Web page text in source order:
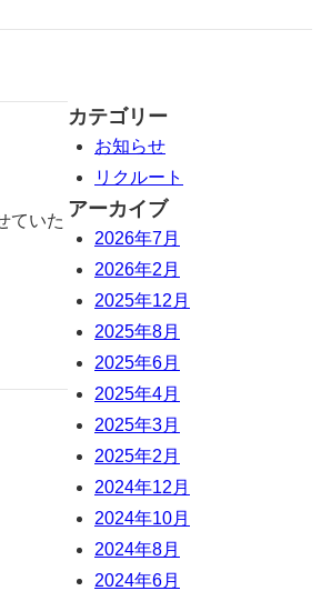
ていた
カテゴリー
お知らせ
リクルート
アーカイブ
2026年7月
2026年2月
2025年12月
2025年8月
2025年6月
2025年4月
2025年3月
2025年2月
2024年12月
2024年10月
2024年8月
2024年6月